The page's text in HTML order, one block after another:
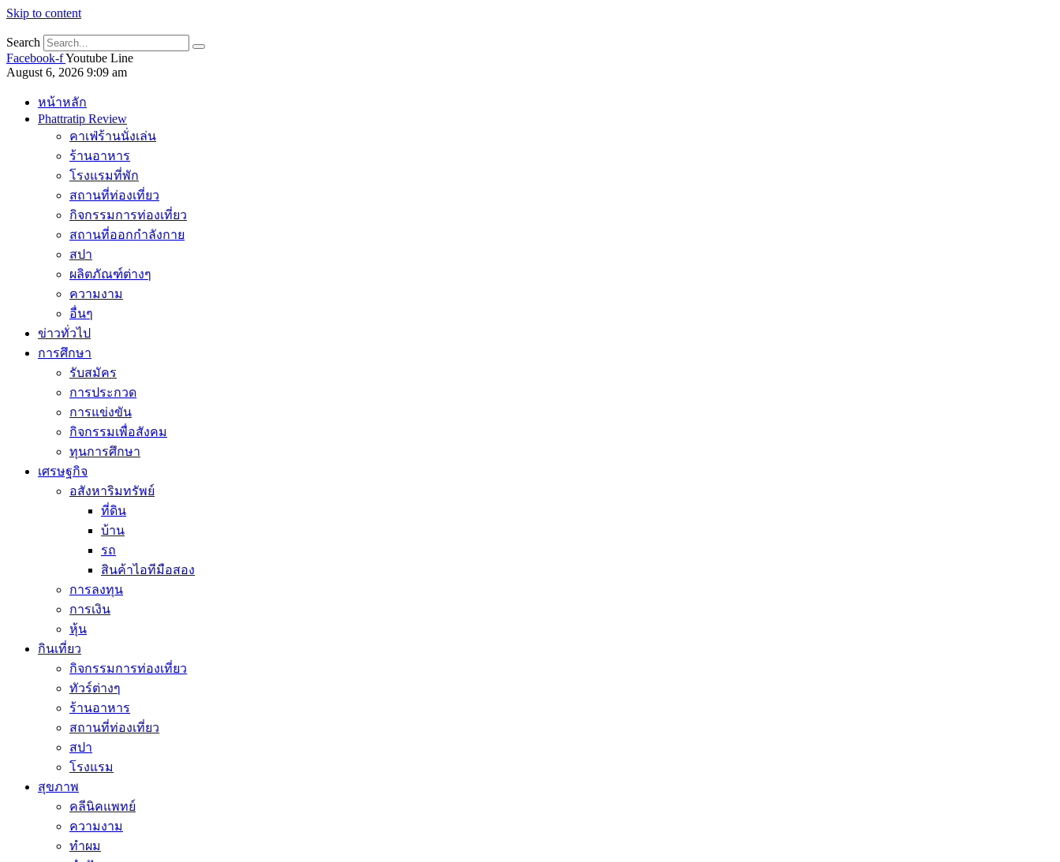
Skip to content
Search
Facebook-fYoutube Line
August 6, 2026 9:09 am
หน้าหลัก
Phattratip Review
คาเฟ่ร้านนั่งเล่น
ร้านอาหาร
โรงแรมที่พัก
สถานที่ท่องเที่ยว
กิจกรรมการท่องเที่ยว
สถานที่ออกกำลังกาย
สปา
ผลิตภัณฑ์ต่างๆ
ความงาม
อื่นๆ
ข่าวทั่วไป
การศึกษา
รับสมัคร
การประกวด
การแข่งขัน
กิจกรรมเพื่อสังคม
ทุนการศึกษา
เศรษฐกิจ
อสังหาริมทรัพย์
ที่ดิน
บ้าน
รถ
สินค้าไอทีมือสอง
การลงทุน
การเงิน
หุ้น
กินเที่ยว
กิจกรรมการท่องเที่ยว
ทัวร์ต่างๆ
ร้านอาหาร
สถานที่ท่องเที่ยว
สปา
โรงแรม
สุขภาพ
คลีนิคแพทย์
ความงาม
ทำผม